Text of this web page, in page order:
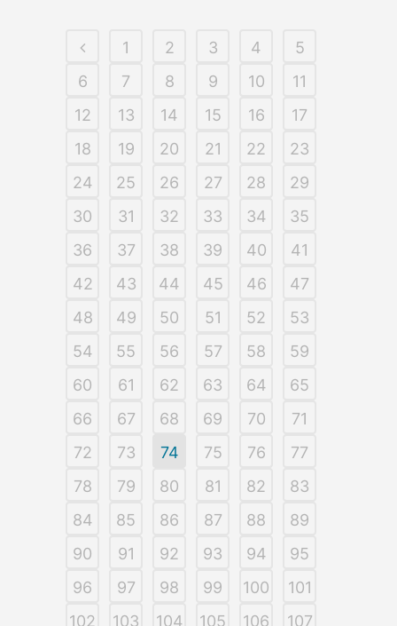
1 2 3 4
5
6
7 8 9 10
11
12
13 14 15 16
17
18
19 20 21 22
23
24
25 26 27 28
29
30
31 32 33 34
35
36
37 38 39 40
41
42
43 44 45 46
47
48
49 50 51 52
53
54
55 56 57 58
59
60
61 62 63 64
65
66
67 68 69 70
71
72
73 74 75 76
77
78
79 80 81 82
83
84
85 86 87 88
89
90
91 92 93 94
95
96
97 98 99 100
101
102
103 104 105 106
107